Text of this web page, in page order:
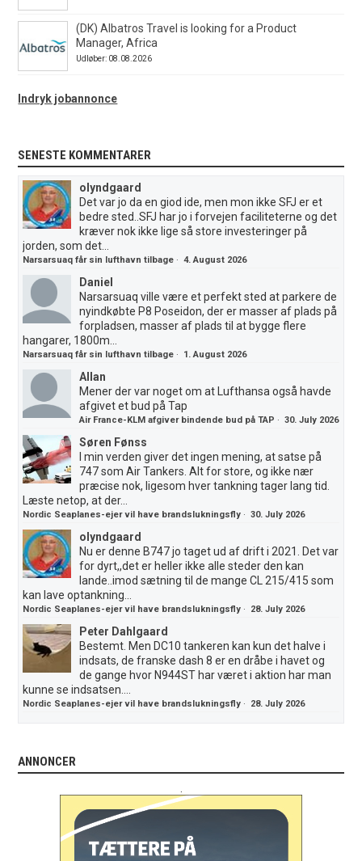
(DK) Albatros Travel is looking for a Product
Manager, Africa
Udløber: 08.08.2026
Indryk jobannonce
SENESTE KOMMENTARER
olyndgaard
Det var jo da en giod ide, men mon ikke SFJ er et
bedre sted..SFJ har jo i forvejen faciliteterne og det
kræver nok ikke lige så store investeringer på
jorden, som det...
Narsarsuaq får sin lufthavn tilbage ·4. August 2026
Daniel
Narsarsuaq ville være et perfekt sted at parkere de
nyindkøbte P8 Poseidon, der er masser af plads på
forpladsen, masser af plads til at bygge flere
hangarer, 1800m...
Narsarsuaq får sin lufthavn tilbage · 1. August 2026
Allan
Mener der var noget om at Lufthansa også havde
afgivet et bud på Tap
Air France-KLM afgiver bindende bud på TAP ·30. July 2026
Søren Fønss
I min verden giver det ingen mening, at satse på
747 som Air Tankers. Alt for store, og ikke nær
præcise nok, ligesom hver tankning tager lang tid.
Læste netop, at der...
Nordic Seaplanes-ejer vil have brandslukningsfly ·30. July 2026
olyndgaard
Nu er denne B747 jo taget ud af drift i 2021. Det var
for dyrt,,det er heller ikke alle steder den kan
lande..imod sætning til de mange CL 215/415 som
kan lave optankning...
Nordic Seaplanes-ejer vil have brandslukningsfly · 28. July 2026
Peter Dahlgaard
Bestemt. Men DC10 tankeren kan kun det halve i
indsats, de franske dash 8 er en dråbe i havet og
de gange hvor N944ST har været i aktion har man
kunne se indsatsen....
Nordic Seaplanes-ejer vil have brandslukningsfly · 28. July 2026
ANNONCER